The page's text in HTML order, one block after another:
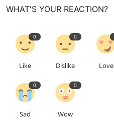
WHAT'S YOUR REACTION?
0
Like
0
Dislike Love
0
Sad
0
Wow